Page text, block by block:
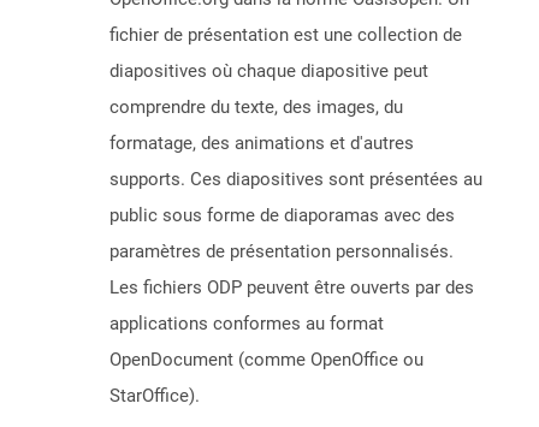
fichier de présentation est une collection de
diapositives où chaque diapositive peut
comprendre du texte, des images, du
formatage, des animations et d'autres
supports. Ces diapositives sont présentées au
public sous forme de diaporamas avec des
paramètres de présentation personnalisés.
Les fichiers ODP peuvent être ouverts par des
applications conformes au format
OpenDocument (comme OpenOffice ou
StarOffice).